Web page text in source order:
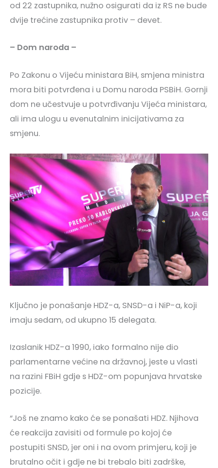
od 22 zastupnika, nužno osigurati da iz RS ne bude
dvije trećine zastupnika protiv – devet.
– Dom naroda –
Po Zakonu o Vijeću ministara BiH, smjena ministra
mora biti potvrđena i u Domu naroda PSBiH. Gornji
dom ne učestvuje u potvrđivanju Vijeća ministara,
ali ima ulogu u evenutalnim inicijativama za
smjenu.
Ključno je ponašanje HDZ-a, SNSD-a i NiP-a, koji
imaju sedam, od ukupno 15 delegata.
Izaslanik HDZ-a 1990, iako formalno nije dio
parlamentarne većine na državnoj, jeste u vlasti
na razini FBiH gdje s HDZ-om popunjava hrvatske
pozicije.
“Još ne znamo kako će se ponašati HDZ. Njihova
će reakcija zavisiti od formule po kojoj će
postupiti SNSD, jer oni i na ovom primjeru, koji je
brutalno očit i gdje ne bi trebalo biti zadrške,